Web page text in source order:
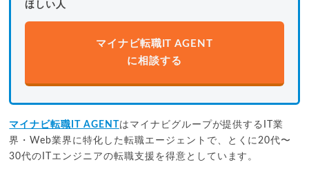
ほしい人
マイナビ転職IT AGENT
に相談する
マイナビ転職IT AGENT はマイナビグループが提供するIT業
界・Web業界に特化した転職エージェントで、とくに20代〜
30代のITエンジニアの転職支援を得意としています。